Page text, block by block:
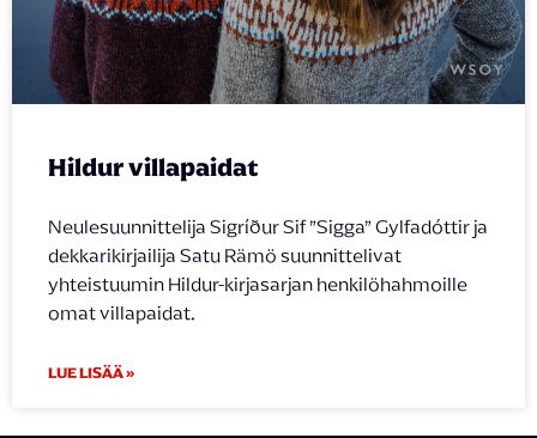
Hildur villapaidat
Neulesuunnittelija Sigríður Sif ”Sigga” Gylfadóttir ja
dekkarikirjailija Satu Rämö suunnittelivat
yhteistuumin Hildur-kirjasarjan henkilöhahmoille
omat villapaidat.
LUE LISÄÄ »